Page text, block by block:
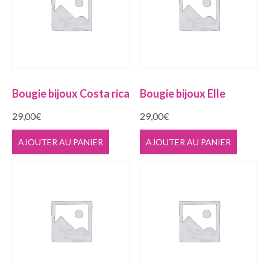
Bougie bijoux Costa rica
29,00€
AJOUTER AU PANIER
Bougie bijoux Elle
29,00€
AJOUTER AU PANIER